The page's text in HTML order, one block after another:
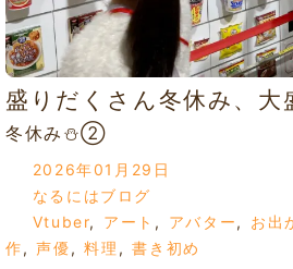
盛りだくさん冬休み、
冬休み⛄②
2026年01月29日
なるにはブログ
Vtuber, アート , アバター, お出
作,声優,料理 ,書き初め